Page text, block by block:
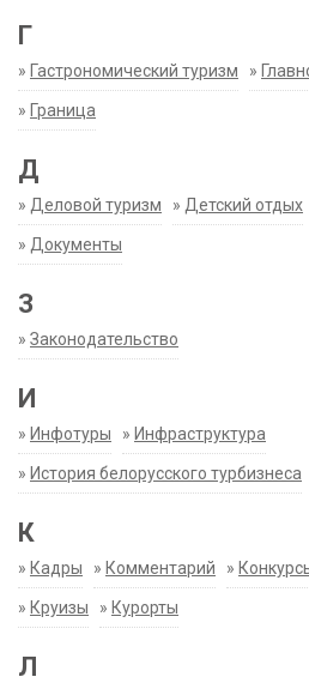
Г
» Гастрономический туризм »
» Граница
Д
» Деловой туризм » Детский отдых
» Документы
З
» Законодательство
И
» Инфотуры » Инфраструктура
» История белорусского турбизнеса
К
» Кадры » Комментарий »
» Круизы » Курорты
Л